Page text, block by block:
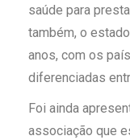
saúde para
também, o
anos, com os
diferenciadas
Foi ainda
associação que